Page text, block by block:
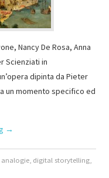
Nancy De Rosa, Anna
Scienziati in
dipinta da Pieter
un momento specifico ed
→
analogie, digital storytelling,